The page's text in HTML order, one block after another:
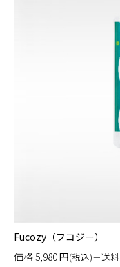
Fucozy（フコジー）
価格5,980円(税込)＋送料